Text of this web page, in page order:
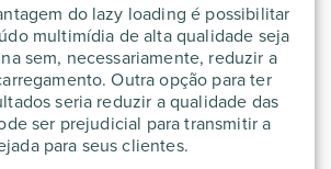
do lazy loading é possibilitar
multimídia de alta qualidade seja
sem, necessariamente, reduzir a
Outra opção para ter
seria reduzir a qualidade das
ser prejudicial para transmitir a
para seus clientes.